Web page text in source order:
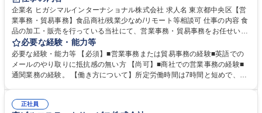
企業名 ヒガシマルインターナショナル株式会社 求人名 東京都中央区【営
業事務・貿易事務】食品商社/残業少なめ/リモート等相談可 仕事の内容 食
品の加工・販売を行っている当社にて、営業事務・貿易事務をお任せいた
します。営業社員のサポートポジションとして、受発注から海外工場との
調整まで幅広く対応し、当社事業の根幹を支えていただきます。 ■受発注
業務、請求書発行 ■海外工場とのスケジュール調整 ■在庫管理 ■輸入書類
の確認・作成 ■配送手配 ■通関業者を通して行う輸出入業全般 ■倉庫との
ルプロデュースしているため、商品に関わる全ての業務をサポート頂きま
必要な経験・能力等
必要な経験・能力等 【必須】■営業事務または貿易事務の経験■英語での
メールのやり取りに抵抗感の無い方 【尚可】■商社での営業事務の経験■
通関業務の経験。 【働き方について】所定労働時間は7時間と短めで、残
の強み】1991年の設立以来、外食産業を中心としたお客様の多様なニー
正社員